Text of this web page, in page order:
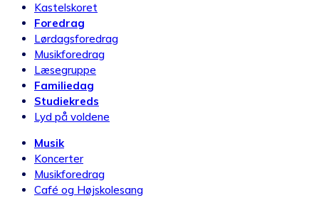
Kastelskoret
Foredrag
Lørdagsforedrag
Musikforedrag
Læsegruppe
Familiedag
Studiekreds
Lyd på voldene
Musik
Koncerter
Musikforedrag
Café og Højskolesang